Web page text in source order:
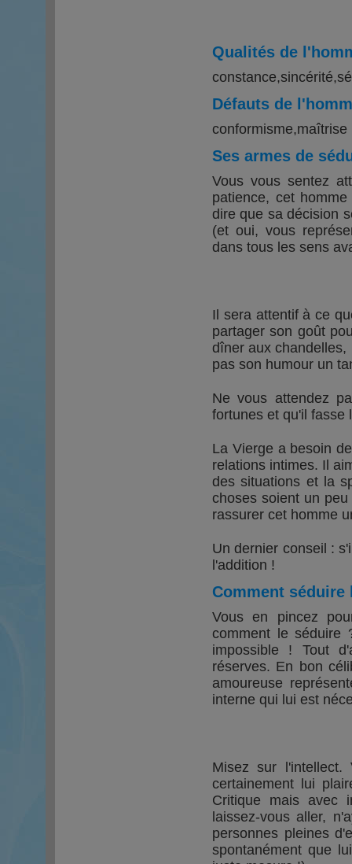
Qualités de
Défauts de
Ses armes de
Vous vous sentez
patience, cet
dire que sa décision
(et oui, vous
dans tous les sens
Il sera attentif à ce
partager son goût
dîner aux
pas son humour un
Ne vous attendez
fortunes et qu'il fasse
La Vierge a besoin
relations intimes. Il
des situations et la
choses soient un
rassurer cet homme
Un dernier conseil :
l'addition !
Comment séduire
Vous en pincez
comment le séduire
impossible ! Tout
réserves. En bon
amoureuse
interne qui lui est
Misez sur
certainement lui
Critique mais avec
laissez-vous aller,
personnes pleines
spontanément que